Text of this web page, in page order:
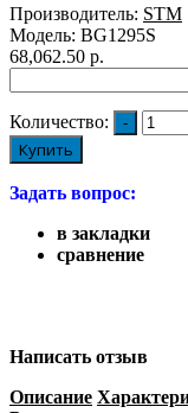
Производитель: STM
Модель: BG1295S
68,062.50 р.
Количество:
Купить
Задать вопрос:
в закладки
сравнение
Написать отзыв
Описание